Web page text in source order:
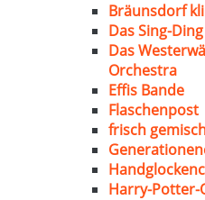
Bräunsdorf
Das Sing-Ding
Das
Orchestra
Effis Bande
Flaschenpost
frisch
Harry-